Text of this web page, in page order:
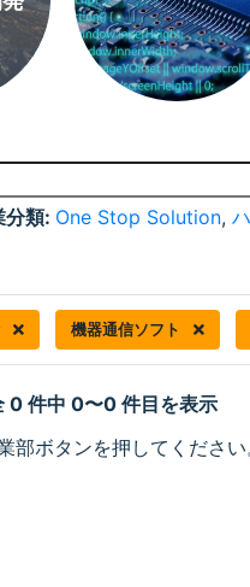
分類: One Stop Solution,
機器通信ソフト
0 件中 0〜0 件目を表示
部ボタンを押してくださ